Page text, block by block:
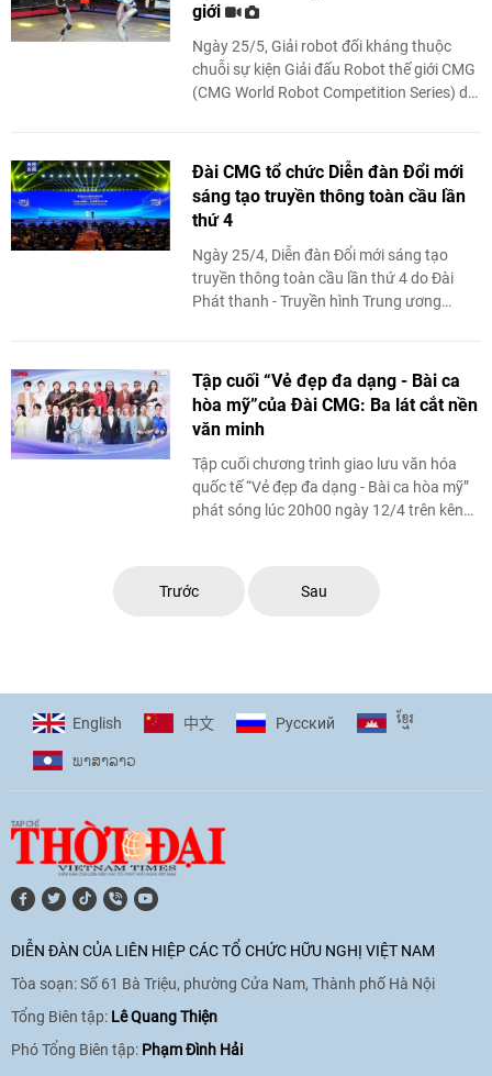
giới
Ngày 25/5, Giải robot đối kháng thuộc
chuỗi sự kiện Giải đấu Robot thế giới CMG
(CMG World Robot Competition Series) do
Đài CMG tổ chức Diễn đàn Đổi mới
sáng tạo truyền thông toàn cầu lần
thứ 4
Ngày 25/4, Diễn đàn Đổi mới sáng tạo
truyền thông toàn cầu lần thứ 4 do Đài
Phát thanh - Truyền hình Trung ương
Tập cuối “Vẻ đẹp đa dạng - Bài ca
hòa mỹ”của Đài CMG: Ba lát cắt nền
văn minh
Tập cuối chương trình giao lưu văn hóa
quốc tế “Vẻ đẹp đa dạng - Bài ca hòa mỹ”
phát sóng lúc 20h00 ngày 12/4 trên kênh
Trước
Sau
English 中文 Pусский ខ្មែរ
ພາ​ສາ​ລາວ
DIỄN ĐÀN CỦA LIÊN HIỆP CÁC TỔ CHỨC HỮU NGHỊ VIỆT NAM
Tòa soạn: Số 61 Bà Triệu, phường Cửa Nam, Thành phố Hà Nội
Tổng Biên tập: Lê Quang Thiện
Phó Tổng Biên tập: Phạm Đình Hải